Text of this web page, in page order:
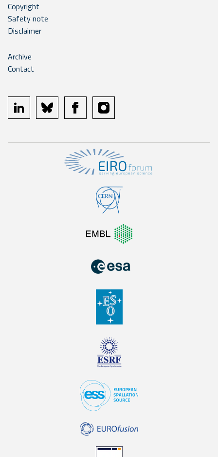
Copyright
Safety note
Disclaimer
Archive
Contact
linkedin bluesky facebookinstagram